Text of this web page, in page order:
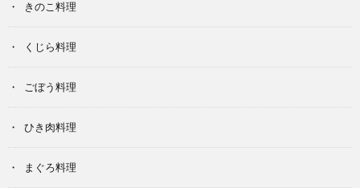
きのこ料理
くじら料理
ごぼう料理
ひき肉料理
まぐろ料理